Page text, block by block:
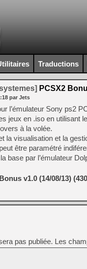
Traductions
PCSX2
par Jets
l’émulateur Sony ps2
jeux en .iso en utilisant
à la volée.
la visualisation et la
être paramétré
base par l’émulateur
v1.0 (14/08/13)
pas publiée. Les